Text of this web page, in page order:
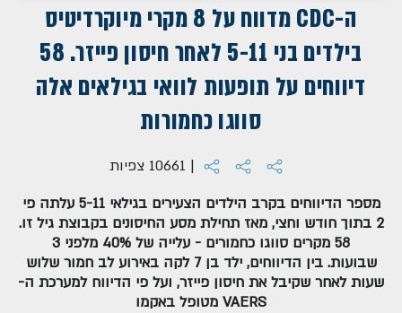
ה-CDC מדווח על 8 מקרי מיוקרדיטיס
בילדים בני 5-11 לאחר חיסון פייזר. 58
דיווחים על תופעות לוואי בגילאים אלה
סווגו כחמורות
| 10661 צפיות
מספר הדיווחים בקרב הילדים הצעירים בגילאי 5-11 עלתה פי
2 בתוך חודש וחצי, מאז תחילת מסע החיסונים בקבוצת גיל זו.
58 מקרים סווגו כחמורים - עלייה של 40% מלפני 3
שבועות. בין הדיווחים, ילד בן 7 לקה באירוע לב חמור שלוש
שעות לאחר שקיבל את חיסון פייזר, ועל פי הדיווח למערכת ה-
VAERS מטופל באקמו